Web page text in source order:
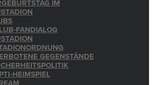
IM
FANDIALOG
GEGENSTÄNDE
HEIMSPIEL